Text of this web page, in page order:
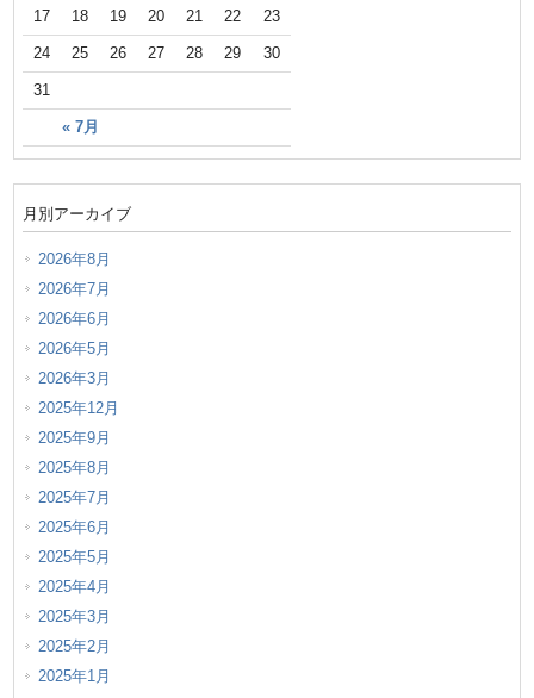
« 7月
17 18 19 20 21 22 23
24 25 26 27 28 29 30
31
月別アーカイブ
2026年8月
2026年7月
2026年6月
2026年5月
2026年3月
2025年12月
2025年9月
2025年8月
2025年7月
2025年6月
2025年5月
2025年4月
2025年3月
2025年2月
2025年1月